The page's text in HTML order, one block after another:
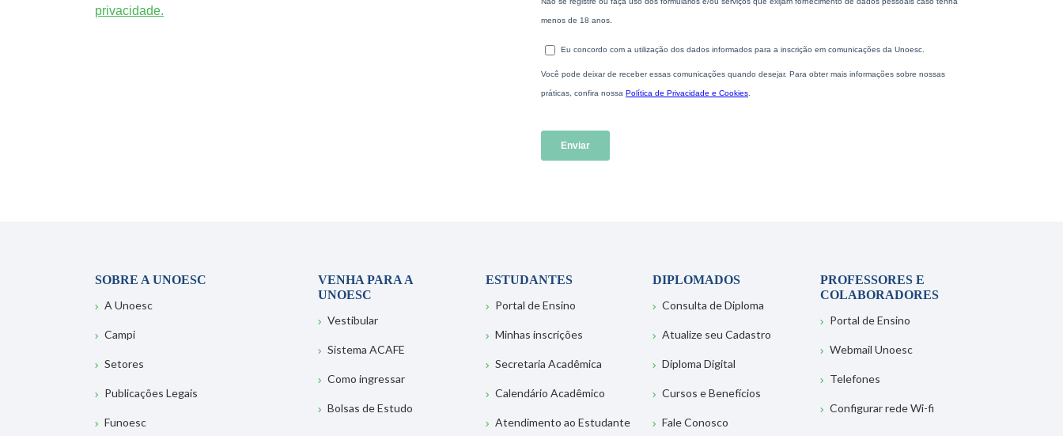
privacidade.
SOBRE A UNOESC
A Unoesc
Campi
Setores
Publicações Legais
Funoesc
VENHA PARA A
UNOESC
Vestibular
Sistema ACAFE
Como ingressar
Bolsas de Estudo
ESTUDANTES
Portal de Ensino
Minhas inscrições
Secretaria Acadêmica
Calendário Acadêmico
Atendimento ao Estudante
DIPLOMADOS
Consulta de Diploma
Atualize seu Cadastro
Diploma Digital
Cursos e Benefícios
Fale Conosco
PROFESSORES E
COLABORADORES
Portal de Ensino
Webmail Unoesc
Telefones
Configurar rede Wi-fi